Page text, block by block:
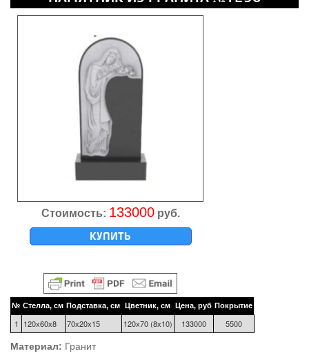
Стоимость: 133000руб.
КУПИТЬ
№ Стелла, см Подставка, см Цветник, см Цена, руб Покрытие
1 120х60х8 70х20х15 120х70 (8х10) 133000 5500
Материал: Гранит